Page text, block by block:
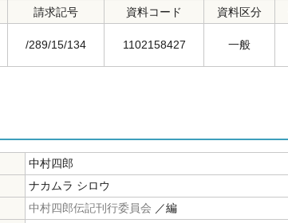
請求記号 資料コード 資料区分
/289/15/134 1102158427 一般
中村四郎
ナカムラ シロウ
中村四郎伝記刊行委員会 ／編